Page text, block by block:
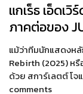
แกเร็ธ เอ็ดเ
ภาคต่อของ
แม้ว่าทีมนักแสดงห
Rebirth (2025) หรื
ด้วย สการ์เลตต์ โจ
comments